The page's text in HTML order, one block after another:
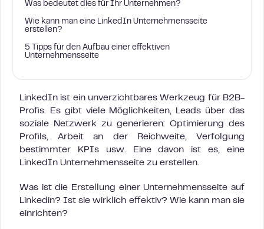
Was bedeutet dies für Ihr Unternehmen?
Wie kann man eine LinkedIn Unternehmensseite
erstellen?
5 Tipps für den Aufbau einer effektiven
Unternehmensseite
LinkedIn ist ein unverzichtbares Werkzeug für B2B-
Profis. Es gibt viele Möglichkeiten, Leads über das
soziale Netzwerk zu generieren: Optimierung des
Profils, Arbeit an der Reichweite, Verfolgung
bestimmter KPIs usw. Eine davon ist es, eine
LinkedIn Unternehmensseite zu erstellen.
Was ist die Erstellung einer Unternehmensseite auf
Linkedin? Ist sie wirklich effektiv? Wie kann man sie
einrichten?